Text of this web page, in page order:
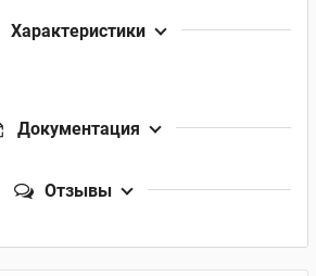
Характеристики
Документация
Отзывы